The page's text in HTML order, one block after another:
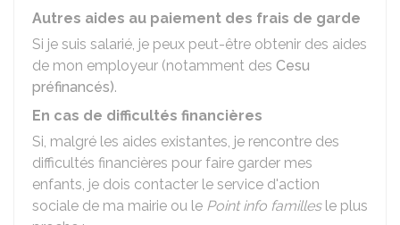
Autres aides au paiement des frais de garde
Si je suis salarié, je peux peut-être obtenir des aides
de mon employeur (notamment des Cesu
préfinancés).
En cas de difficultés financières
Si, malgré les aides existantes, je rencontre des
difficultés financières pour faire garder mes
enfants, je dois contacter le service d'action
sociale de ma mairie ou le Point info famillesle plus